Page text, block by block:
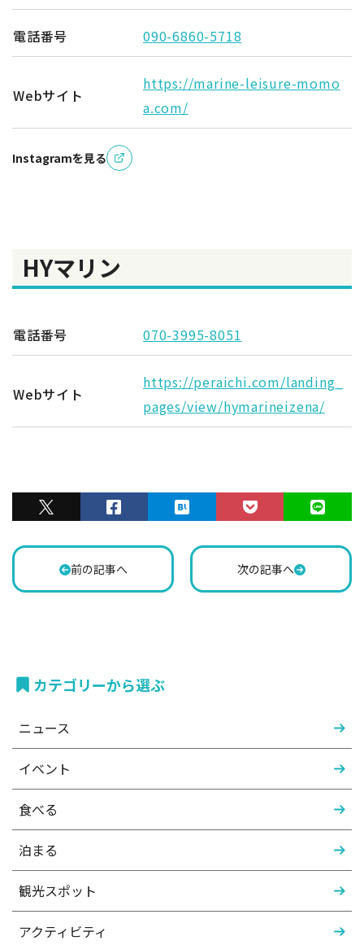
電話番号 090-6860-5718
Webサイト
https://marine-leisure-momo
a.com/
Instagramを見る
HYマリン
電話番号 070-3995-8051
Webサイト
https://peraichi.com/landing_
pages/view/hymarineizena/
前の記事へ 次の記事へ
カテゴリーから選ぶ
ニュース
イベント
食べる
泊まる
観光スポット
アクティビティ